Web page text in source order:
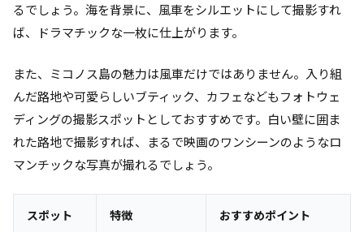
るでしょう。海を背景に、風車をシルエットにして撮影すれ
ば、ドラマチックな一枚に仕上がります。
また、ミコノス島の魅力は風車だけではありません。入り組
んだ路地や可愛らしいブティック、カフェなどもフォトウェ
ディングの撮影スポットとしておすすめです。白い壁に囲ま
れた路地で撮影すれば、まるで映画のワンシーンのようなロ
マンチックな写真が撮れるでしょう。
スポット 特徴 おすすめポイント